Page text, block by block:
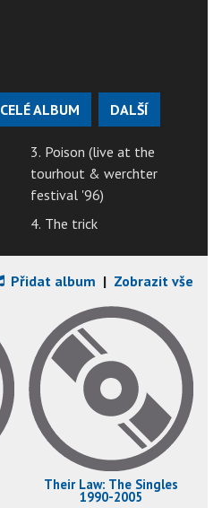
CELÉ ALBUM DALŠÍ
3. Poison (live at the
tourhout & werchter
festival '96)
4. The trick
Přidat album | Zobrazit vše
Their Law: The Singles
1990-2005